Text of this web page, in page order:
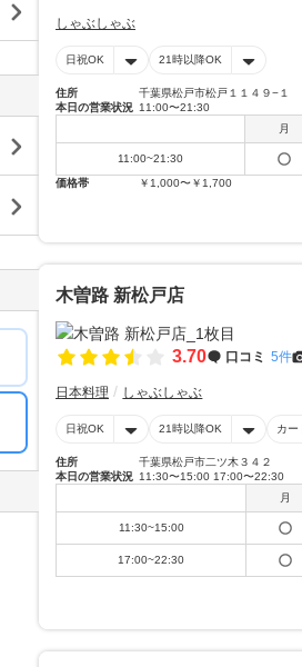
しゃぶしゃぶ
日祝OK 21時以降OK
住所
千葉県松戸市松戸１１４９−１
本日の営業状況 11:00〜21:30
月
11:00~21:30
価格帯
￥1,000〜￥1,700
木曽路 新松戸店
3.70 口コミ 5件
日本料理 しゃぶしゃぶ
日祝OK 21時以降OK カー
住所
千葉県松戸市二ツ木３４２
本日の営業状況 11:30〜15:00 17:00〜22:30
月
11:30~15:00
17:00~22:30